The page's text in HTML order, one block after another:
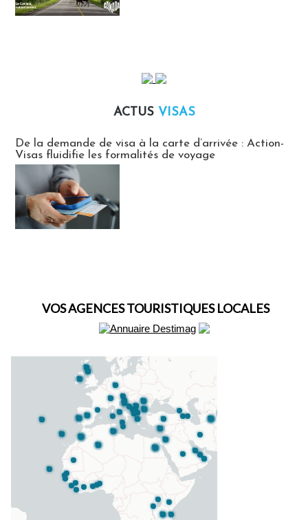
ACTUS VISAS
De la demande de visa à la carte d’arrivée : Action-
Visas fluidifie les formalités de voyage
VOS AGENCES TOURISTIQUES LOCALES